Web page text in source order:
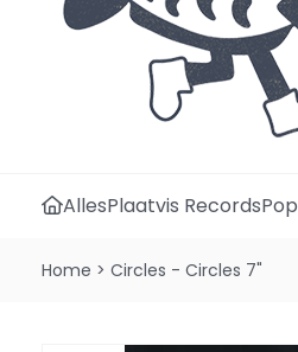
AllesPlaatvis RecordsPop
Home > Circles - Circles 7"